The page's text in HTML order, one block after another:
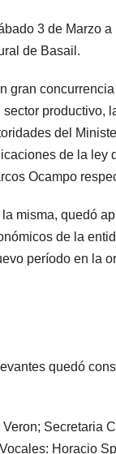
3 de Marzo
de Basail.
gran
sector productivo,
del
de la ley
Ocampo
la misma, quedó
de la
período en la
quedó
Secretaria
Horacio